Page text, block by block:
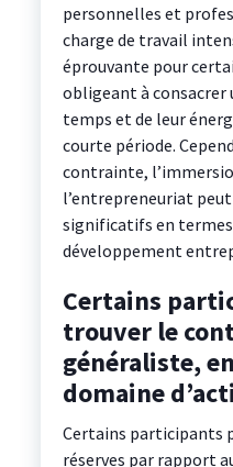
personnelles et
charge de travail
éprouvante pour
obligeant à consacrer
temps et de leur
courte période.
contrainte,
l’entrepreneuriat
significatifs en termes
développement
Certains
trouver le
généraliste,
domaine
Certains participants
réserves par rapport